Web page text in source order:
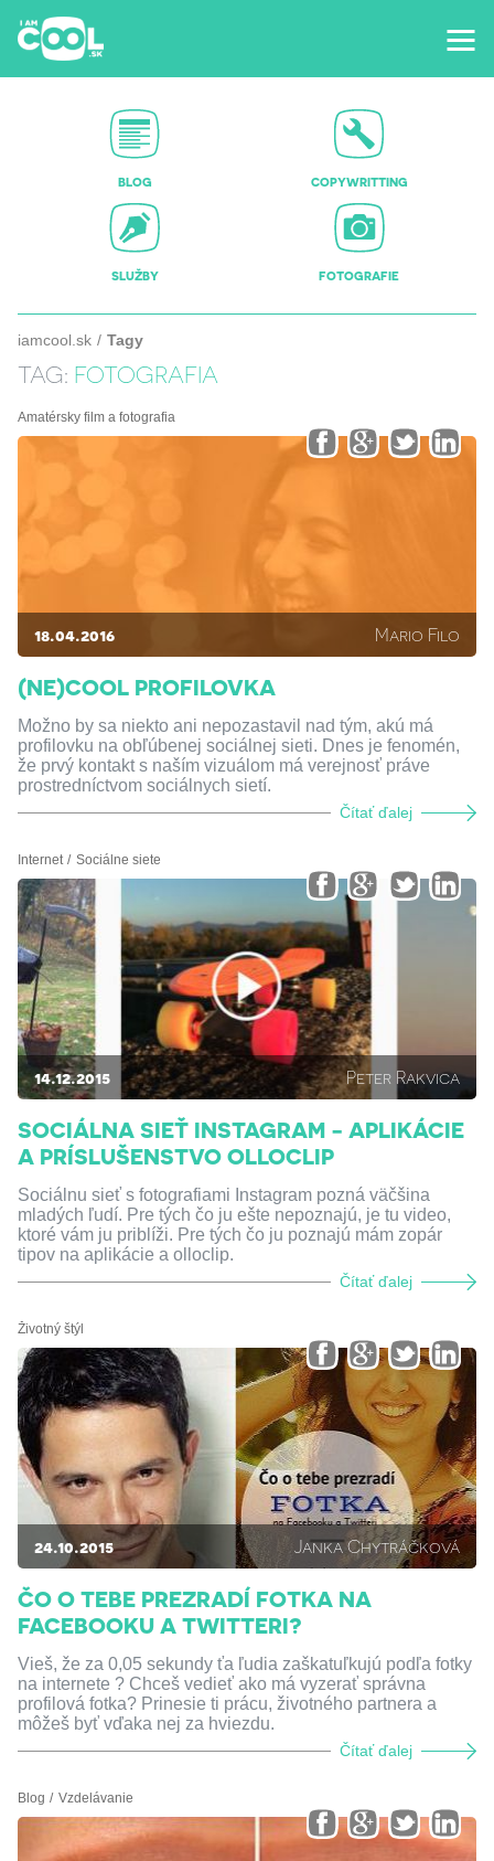
BLOG COPYWRITTING
SLUŽBY FOTOGRAFIE
iamcool.sk Tagy
TAG: FOTOGRAFIA
Amatérsky film a fotografia
18.04.2016 Mario Filo
(NE)COOL PROFILOVKA
Možno by sa niekto ani nepozastavil nad tým, akú má
profilovku na obľúbenej sociálnej sieti. Dnes je fenomén,
že prvý kontakt s naším vizuálom má verejnosť práve
prostredníctvom sociálnych sietí.
Čítať ďalej
Internet Sociálne siete
14.12.2015 Peter Rakvica
SOCIÁLNA SIEŤ INSTAGRAM - APLIKÁCIE
A PRÍSLUŠENSTVO OLLOCLIP
Sociálnu sieť s fotografiami Instagram pozná väčšina
mladých ľudí. Pre tých čo ju ešte nepoznajú, je tu video,
ktoré vám ju priblíži. Pre tých čo ju poznajú mám zopár
tipov na aplikácie a olloclip.
Čítať ďalej
Životný štýl
24.10.2015 Janka Chytráčková
ČO O TEBE PREZRADÍ FOTKA NA
FACEBOOKU A TWITTERI?
Vieš, že za 0,05 sekundy ťa ľudia zaškatuľkujú podľa fotky
na internete ? Chceš vedieť ako má vyzerať správna
profilová fotka? Prinesie ti prácu, životného partnera a
môžeš byť vďaka nej za hviezdu.
Čítať ďalej
Blog Vzdelávanie